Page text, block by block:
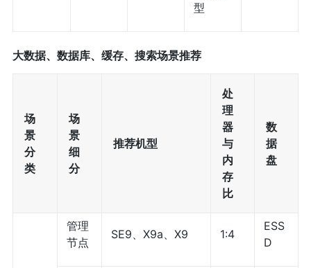
型
大数据、数据库、缓存、搜索场景推荐
场
景
分
类
场
景
细
分
推荐机型
处
理
器
与
内
存
比
数
据
盘
管理
节点
SE9、X9a、X9 1:4
ESS
D